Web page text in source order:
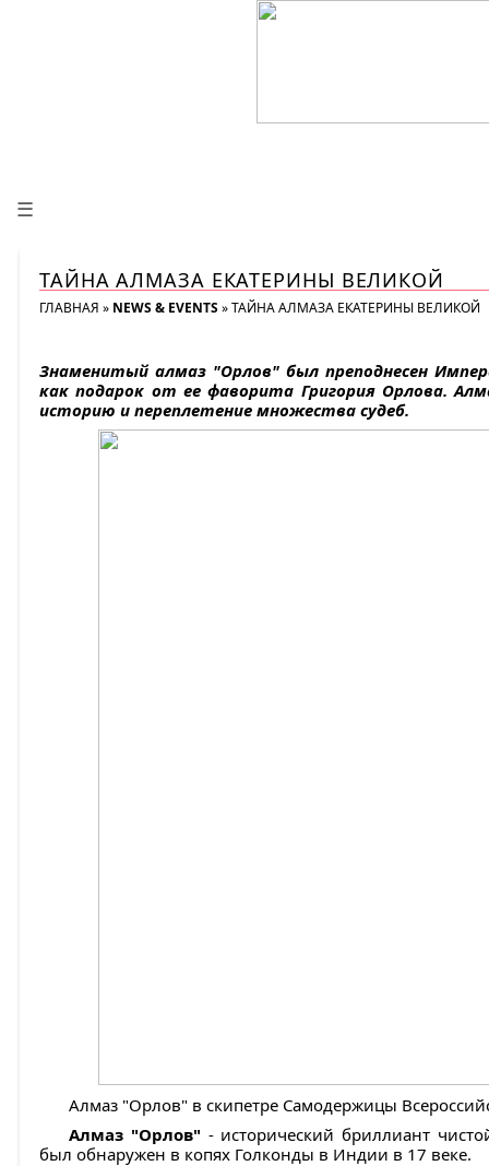
☰
ТАЙНА АЛМАЗА ЕКАТЕРИНЫ ВЕЛИКОЙ
ГЛАВНАЯ » NEWS & EVENTS »ТАЙНА АЛМАЗА ЕКАТЕРИНЫ ВЕЛИКОЙ
Знаменитый алмаз "Орлов" был преподнесен
как подарок от ее фаворита Григория Орлова.
историю и переплетение множества судеб.
Алмаз "Орлов" в скипетре Самодержицы
Алмаз "Орлов" - исторический бриллиант
был обнаружен в копях Голконды в Индии в 17 веке.